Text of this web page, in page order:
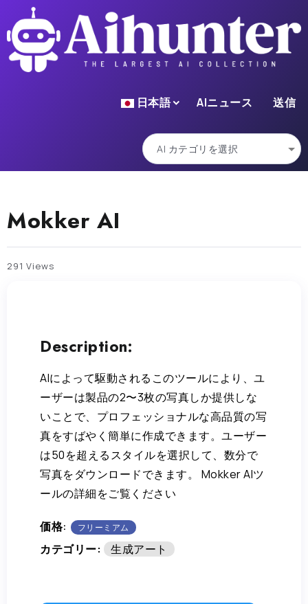
日本語 AIニュース 送信
Mokker AI
291 Views
Description:
AIによって駆動されるこのツールにより、ユ
ーザーは製品の2〜3枚の写真しか提供しな
いことで、プロフェッショナルな高品質の写
真をすばやく簡単に作成できます。ユーザー
は50を超えるスタイルを選択して、数分で
写真をダウンロードできます。 Mokker AIツ
ールの詳細をご覧ください
価格: フリーミアム
カテゴリー: 生成アート